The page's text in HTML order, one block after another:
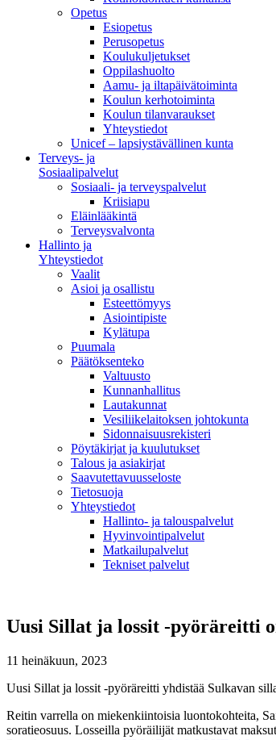
Opetus
Esiopetus
Perusopetus
Koulukuljetukset
Oppilashuolto
Aamu- ja iltapäivätoiminta
Koulun kerhotoiminta
Koulun tilanvaraukset
Yhteystiedot
Unicef – lapsiystävällinen kunta
Terveys- ja
Sosiaalipalvelut
Sosiaali- ja terveyspalvelut
Kriisiapu
Eläinlääkintä
Terveysvalvonta
Hallinto ja
Yhteystiedot
Vaalit
Asioi ja osallistu
Esteettömyys
Asiointipiste
Kylätupa
Puumala
Päätöksenteko
Valtuusto
Kunnanhallitus
Lautakunnat
Vesiliikelaitoksen johtokunta
Sidonnaisuusrekisteri
Pöytäkirjat ja kuulutukset
Talous ja asiakirjat
Saavutettavuusseloste
Tietosuoja
Yhteystiedot
Hallinto- ja talouspalvelut
Hyvinvointipalvelut
Matkailupalvelut
Tekniset palvelut
Uusi Sillat ja lossit -pyöräreitti
11 heinäkuun, 2023
Uusi Sillat ja lossit -pyöräreitti yhdistää Sulkavan
Reitin varrella on miekenkiintoisia luontokohteita,
soratieosuus. Losseilla pyöräilijät matkustavat